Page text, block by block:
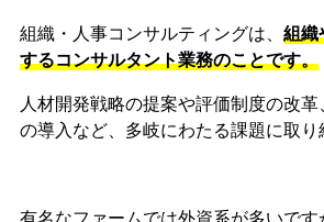
組織・人事コンサルティングは、 組織
するコンサルタント業務のことです。
人材開発戦略の提案や評価制度の改
の導入など、多岐にわたる課題に取り
有名なファームでは外資系が多いで